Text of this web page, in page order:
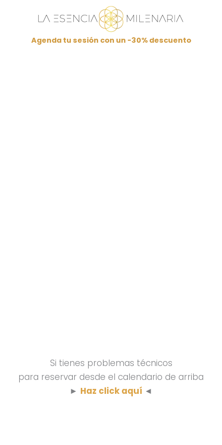
Agenda tu sesión con un -30% descuento
Si tienes problemas técnicos
para reservar desde el calendario de arriba
► Haz click aquí ◄